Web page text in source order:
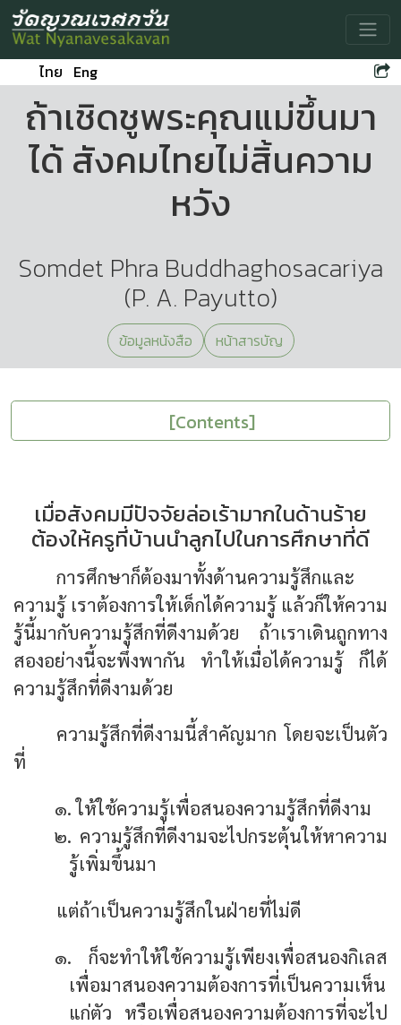
ไทย Eng
ถ้าเชิดชูพระคุณแม่ขึ้นมา
ได้ สังคมไทยไม่สิ้นความ
หวัง
Somdet Phra Buddhaghosacariya
(P. A. Payutto)
ข้อมูลหนังสือ หน้าสารบัญ
[Contents]
เมื่อสังคมมีปัจจัยล่อเร้ามากในด้านร้าย
ต้องให้ครูที่บ้านนำลูกไปในการศึกษาที่ดี
การศึกษาก็ต้องมาทั้งด้านความรู้สึกและ
ความรู้ เราต้องการให้เด็กได้ความรู้ แล้วก็ให้ความ
รู้นี้มากับความรู้สึกที่ดีงามด้วย ถ้าเราเดินถูกทาง
สองอย่างนี้จะพึ่งพากัน ทำให้เมื่อได้ความรู้ ก็ได้
ความรู้สึกที่ดีงามด้วย
ความรู้สึกที่ดีงามนี้สำคัญมาก โดยจะเป็นตัว
ที่
๑. ให้ใช้ความรู้เพื่อสนองความรู้สึกที่ดีงาม
๒. ความรู้สึกที่ดีงามจะไปกระตุ้นให้หาความ
รู้เพิ่มขึ้นมา
แต่ถ้าเป็นความรู้สึกในฝ่ายที่ไม่ดี
๑. ก็จะทำให้ใช้ความรู้เพียงเพื่อสนองกิเลส
เพื่อมาสนองความต้องการที่เป็นความเห็น
แก่ตัว หรือเพื่อสนองความต้องการที่จะไป